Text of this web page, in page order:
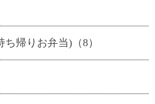
帰りお弁当)（8）